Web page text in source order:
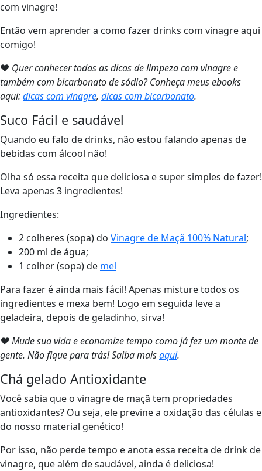
com vinagre!
Então vem aprender a como fazer drinks com vinagre aqui
comigo!
❤ Quer conhecer todas as dicas de limpeza com vinagre e
também com bicarbonato de sódio? Conheça meus ebooks
aqui:dicas com vinagre, dicas com bicarbonato.
Suco Fácil e saudável
Quando eu falo de drinks, não estou falando apenas de
bebidas com álcool não!
Olha só essa receita que deliciosa e super simples de fazer!
Leva apenas 3 ingredientes!
Ingredientes:
2 colheres (sopa) do Vinagre de Maçã 100% Natural;
200 ml de água;
1 colher (sopa) de mel
Para fazer é ainda mais fácil! Apenas misture todos os
ingredientes e mexa bem! Logo em seguida leve a
geladeira, depois de geladinho, sirva!
❤ Mude sua vida e economize tempo como já fez um monte de
gente. Não fique para trás! Saiba maisaqui.
Chá gelado Antioxidante
Você sabia que o vinagre de maçã tem propriedades
antioxidantes? Ou seja, ele previne a oxidação das células e
do nosso material genético!
Por isso, não perde tempo e anota essa receita de drink de
vinagre, que além de saudável, ainda é deliciosa!